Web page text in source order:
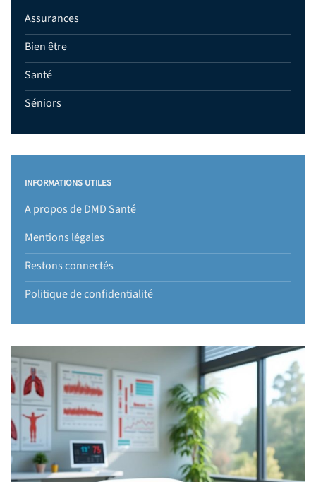
Assurances
Bien être
Santé
Séniors
INFORMATIONS UTILES
A propos de DMD Santé
Mentions légales
Restons connectés
Politique de confidentialité